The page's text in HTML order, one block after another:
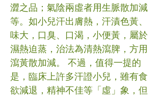
澀之品；氣陰兩虛者用生脈散加減
等。如小兒汗出膚熱，汗漬色黃、
味大，口臭、口渴，小便黃，屬於
濕熱迫蒸，治法為清熱瀉脾，方用
瀉黃散加減。 不過，值得一提的
是，臨床上許多汗證小兒，雖有食
欲減退，精神不佳等「虛」象，但